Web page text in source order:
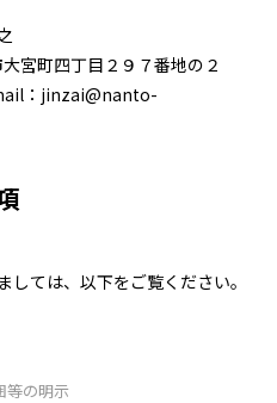
宮町四丁目２９７番地の２
：jinzai@nanto-
ては、以下をご覧ください。
等の明示